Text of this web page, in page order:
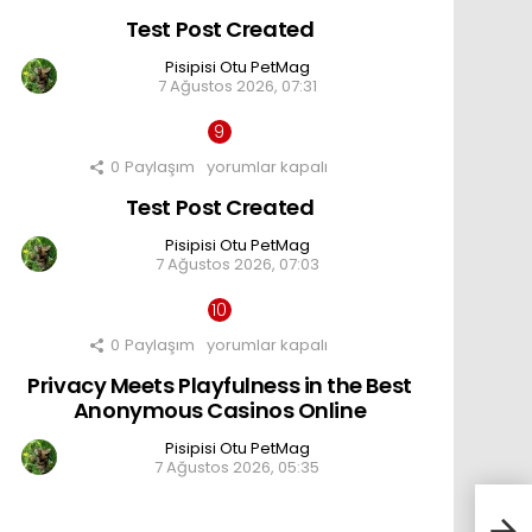
Created
Test Post Created
Pisipisi Otu PetMag
7 Ağustos 2026, 07:31
0 Paylaşım
Test
Created
yorumlar kapalı
Test Post Created
Pisipisi Otu PetMag
7 Ağustos 2026, 07:03
0 Paylaşım
Privacy
Playfulness
in
the
Best
Anonymous
Casinos
yorumlar kapalı
Privacy Meets Playfulness in the Best
Anonymous Casinos Online
Pisipisi Otu PetMag
7 Ağustos 2026, 05:35